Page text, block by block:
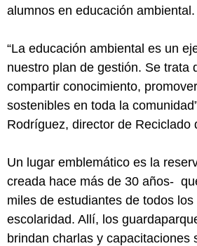
alumnos en educación ambiental.
“La educación ambiental es un
nuestro plan de gestión. Se trata
compartir conocimiento,
sostenibles en toda la
Rodríguez, director de Reciclado
Un lugar emblemático es la
creada hace más de 30 años-
miles de estudiantes de todos
escolaridad. Allí, los
brindan charlas y capacitaciones